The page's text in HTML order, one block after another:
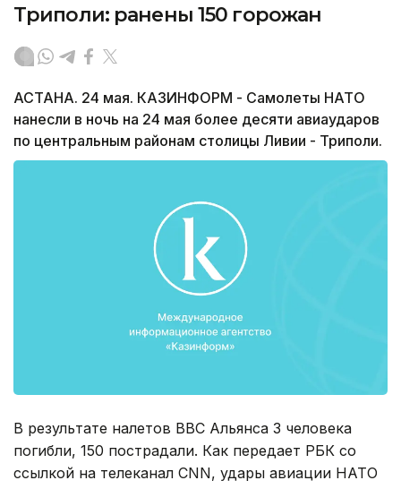
Триполи: ранены 150 горожан
АСТАНА. 24 мая. КАЗИНФОРМ - Самолеты НАТО
нанесли в ночь на 24 мая более десяти авиаударов
по центральным районам столицы Ливии - Триполи.
В результате налетов ВВС Альянса 3 человека
погибли, 150 пострадали. Как передает РБК со
ссылкой на телеканал СNN, удары авиации НАТО